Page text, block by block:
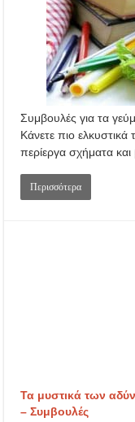
Συμβουλές για τα
Κάνετε πιο
περίεργα σχήματα
Περισσότερα
Τα μυστικά των
– Συμβουλές